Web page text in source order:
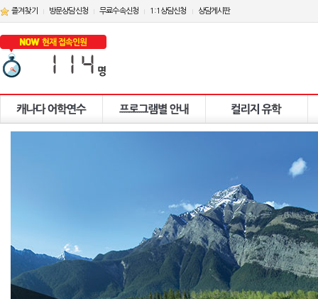
즐겨찾기 방문상담신청 무료수속신청 1:1상담신청 상담게시판